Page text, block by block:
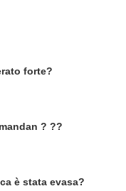
forte?
? ??
è stata evasa?